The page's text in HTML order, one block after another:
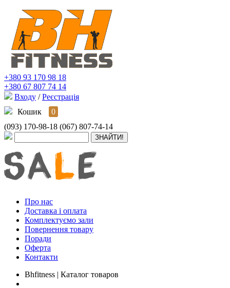
+380 93 170 98 18
+380 67 807 74 14
Входу / Реєстрація
Кошик
0
(093) 170-98-18 (067) 807-74-14
Про нас
Доставка і оплата
Комплектуємо зали
Повернення товару
Поради
Оферта
Контакти
Bhfitness | Каталог товаров